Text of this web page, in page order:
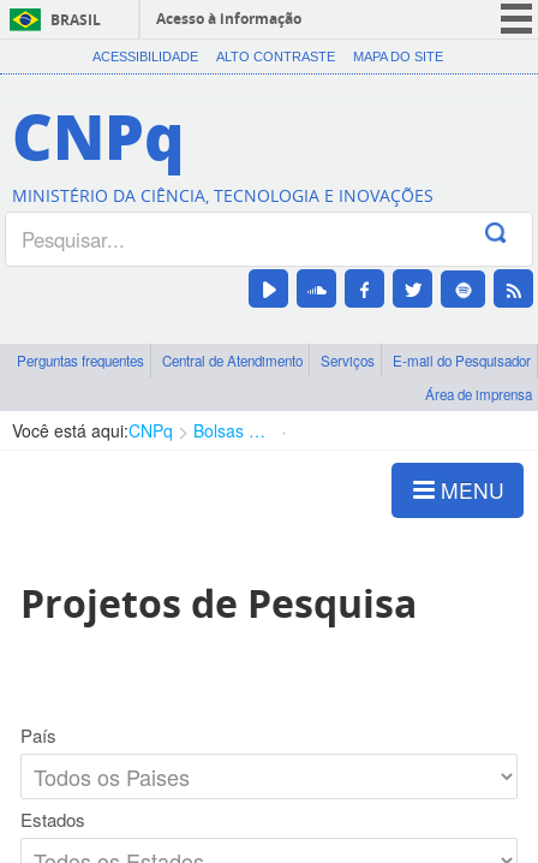
BRASIL
Acesso à informação
CORONAVÍRUS (COVID-19)
Canais
ACESSIBILIDADE ALTO CONTRASTE MAPA DO SITE
CNPq
MINISTÉRIO DA CIÊNCIA, TECNOLOGIA E INOVAÇÕES
Perguntas frequentes Central de Atendimento Serviços
E-mail do Pesquisador
Área de imprensa
Você está aqui:CNPq Bolsas e Auxílios Vigentes
MENU
Projetos de Pesquisa
País
Estados